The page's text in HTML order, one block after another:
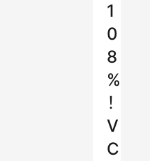
1
0
8
%
！
V
C